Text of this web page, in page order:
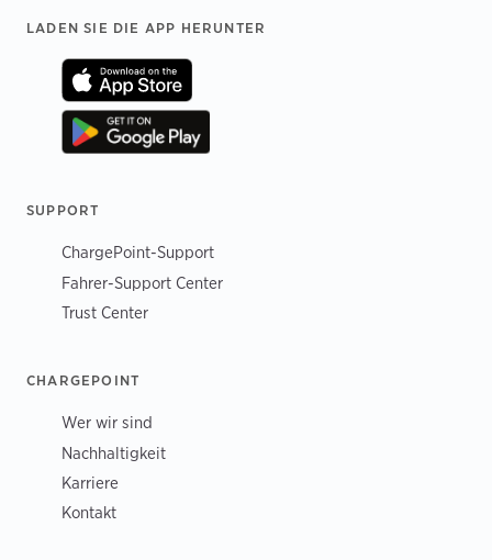
Footer
LADEN SIE DIE APP HERUNTER
SUPPORT
ChargePoint-Support
Fahrer-Support Center
Trust Center
CHARGEPOINT
Wer wir sind
Nachhaltigkeit
Karriere
Kontakt